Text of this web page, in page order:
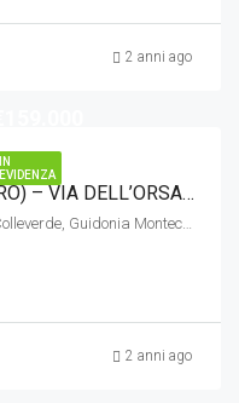
2 anni ago
IN
EVIDENZA
COLLEVERDE (PARCO AZZURRO) – VIA DELL’ORSA MINORE
Via dell'Orsa Minore, Parco Azzurro, Colleverde, Guidonia Montecelio, Roma, Lazio, 00131, Italia
2 anni ago